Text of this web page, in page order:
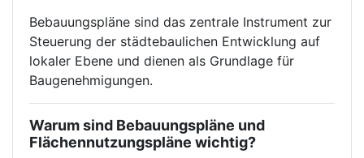
Bebauungspläne sind das zentrale Instrument zur
Steuerung der städtebaulichen Entwicklung auf
lokaler Ebene und dienen als Grundlage für
Baugenehmigungen.
Warum sind Bebauungspläne und
Flächennutzungspläne wichtig?